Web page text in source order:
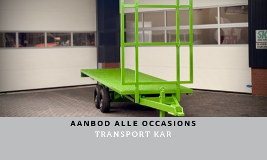
AANBOD ALLE OCCASIONS
TRANSPORT KAR